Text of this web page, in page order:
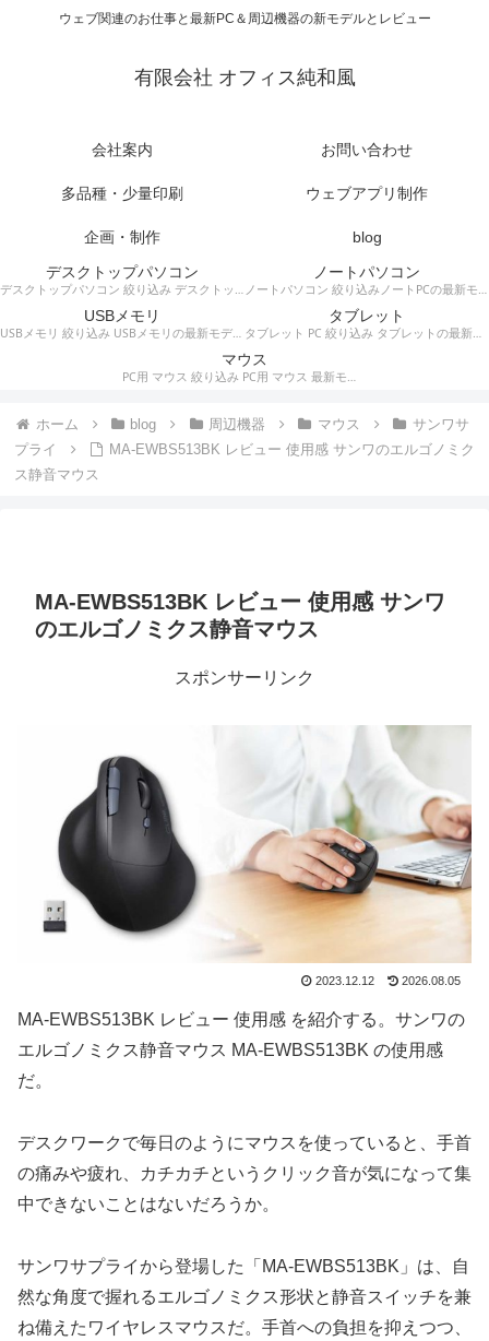
ウェブ関連のお仕事と最新PC＆周辺機器の新モデルとレビュー
有限会社 オフィス純和風
会社案内 お問い合わせ
多品種・少量印刷 ウェブアプリ制作
企画・制作
blog
デスクトップパソコン
デスクトップパソコン 絞り込み デスクトップPCの最新モデルやスペック・仕様に関する情報。
ノートパソコン
ノートパソコン 絞り込みノートPCの最新モデルやスペック・仕様に関する情報。
USBメモリ
USBメモリ 絞り込み USBメモリの最新モデルやスペック・仕様に関する情報。
タブレット
タブレット PC 絞り込み タブレットの最新モデルやスペック・仕様に関する情報。
マウス
PC用 マウス 絞り込み PC用 マウス 最新モデルやスペック・仕様に関する情報。ワイヤレスマウス、有線マウス、接続タイプなど。
ホーム blog 周辺機器 マウス
サンワサ
プライ
MA-EWBS513BK レビュー 使用感 サンワのエルゴノミク
ス静音マウス
MA-EWBS513BK レビュー 使用感 サンワ
のエルゴノミクス静音マウス
スポンサーリンク
2023.12.12 2026.08.05
MA-EWBS513BK レビュー 使用感 を紹介する。サンワの
エルゴノミクス静音マウス MA-EWBS513BK の使用感
だ。
デスクワークで毎日のようにマウスを使っていると、手首
の痛みや疲れ、カチカチというクリック音が気になって集
中できないことはないだろうか。
サンワサプライから登場した「MA-EWBS513BK」は、自
然な角度で握れるエルゴノミクス形状と静音スイッチを兼
ね備えたワイヤレスマウスだ。手首への負担を抑えつつ、